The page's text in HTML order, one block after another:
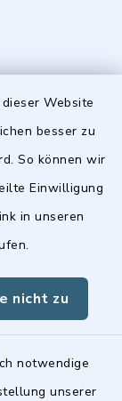
Website
besser zu
So können wir
Einwilligung
in unseren
nicht zu
notwendige
unserer